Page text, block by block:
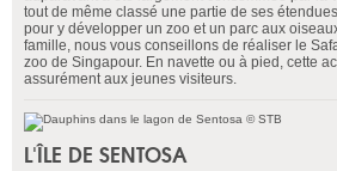
tout de même classé une partie de ses
pour y développer un zoo et un parc aux
famille, nous vous conseillons de réaliser le
zoo de Singapour. En navette ou à pied, cette
assurément aux jeunes visiteurs.
L'ÎLE DE SENTOSA